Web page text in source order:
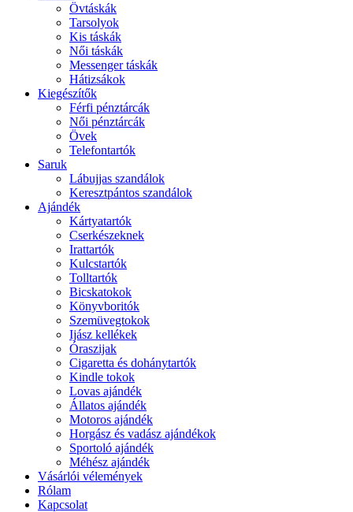
Övtáskák
Tarsolyok
Kis táskák
Női táskák
Messenger táskák
Hátizsákok
Kiegészítők
Férfi pénztárcák
Női pénztárcák
Övek
Telefontartók
Saruk
Lábujjas szandálok
Keresztpántos szandálok
Ajándék
Kártyatartók
Cserkészeknek
Irattartók
Kulcstartók
Tolltartók
Bicskatokok
Könyvboritók
Szemüvegtokok
Ijász kellékek
Óraszijak
Cigaretta és dohánytartók
Kindle tokok
Lovas ajándék
Állatos ajándék
Motoros ajándék
Horgász és vadász ajándékok
Sportoló ajándék
Méhész ajándék
Vásárlói vélemények
Rólam
Kapcsolat